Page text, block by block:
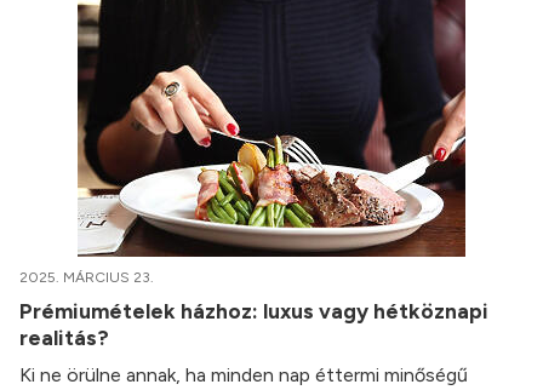
2025. MÁRCIUS 23.
Prémiumételek házhoz: luxus vagy hétköznapi
realitás?
Ki ne örülne annak, ha minden nap éttermi minőségű